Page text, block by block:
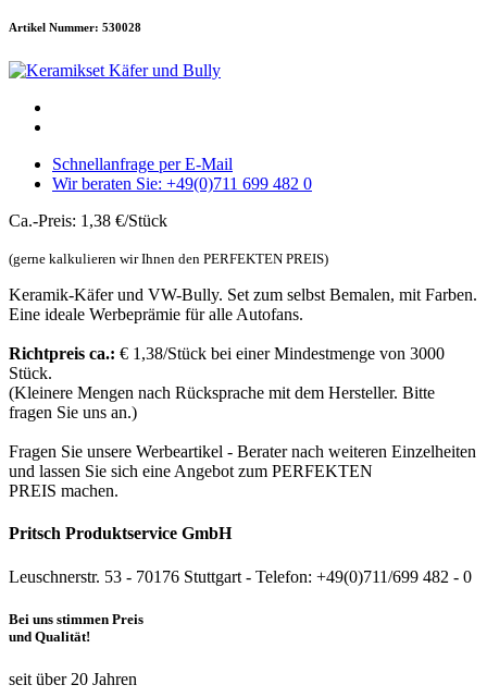
Artikel Nummer: 530028
Schnellanfrage per E-Mail
Wir beraten Sie: +49(0)711 699 482 0
Ca.-Preis: 1,38 €/Stück
(gerne kalkulieren wir Ihnen den PERFEKTEN PREIS)
Keramik-Käfer und VW-Bully. Set zum selbst Bemalen, mit Farben.
Eine ideale Werbeprämie für alle Autofans.
Richtpreis ca.: € 1,38/Stück bei einer Mindestmenge von 3000
Stück.
(Kleinere Mengen nach Rücksprache mit dem Hersteller. Bitte
fragen Sie uns an.)
Fragen Sie unsere Werbeartikel - Berater nach weiteren Einzelheiten
und lassen Sie sich eine Angebot zum PERFEKTEN
PREIS machen.
Pritsch Produktservice GmbH
Leuschnerstr. 53 - 70176 Stuttgart - Telefon: +49(0)711/699 482 - 0
Bei uns stimmen Preis
und Qualität!
seit über 20 Jahren